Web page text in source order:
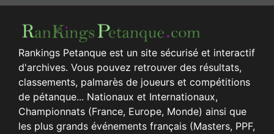
Rankings Petanque est un site sécurisé et interactif
d'archives. Vous pouvez retrouver des résultats,
classements, palmarès de joueurs et compétitions
de pétanque... Nationaux et Internationaux,
Championnats (France, Europe, Monde) ainsi que
les plus grands événements français (Masters, PPF,